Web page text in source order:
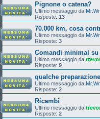
Pignone o catena?
Ultimo messaggio da
Risposte: 13
70.000 km, cosa
Ultimo messaggio da
Risposte: 3
Comandi minimal
Ultimo messaggio da
Risposte: 9
qualche
Ultimo messaggio da
Risposte: 2
Ricambi
Ultimo messaggio da
Risposte: 2